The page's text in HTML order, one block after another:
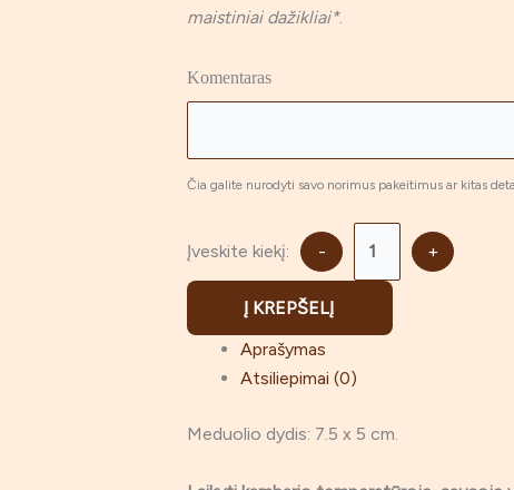
maistiniai dažikliai*.
Komentaras
Čia galite nurodyti savo norimus pakeitimus ar kitas
-
Įveskite kiekį: +
Į KREPŠELĮ
Aprašymas
Atsiliepimai (0)
Meduolio dydis: 7.5 x 5 cm.